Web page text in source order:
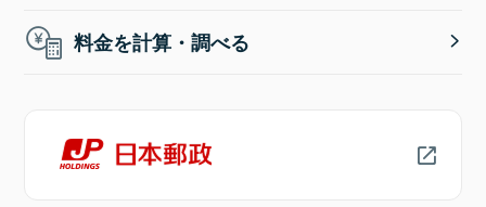
料金を計算・調べる